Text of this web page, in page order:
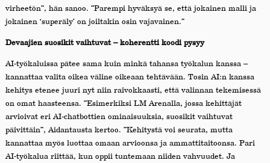
virheetön”, hän sanoo. ”Parempi hyväksyä se, että jokainen malli ja
jokainen ‘superäly’ on joiltakin osin vajavainen.”
Devaajien suosikit vaihtuvat – koherentti koodi pysyy
AI-työkaluissa pätee sama kuin minkä tahansa työkalun kanssa –
kannattaa valita oikea väline oikeaan tehtävään. Tosin AI:n kanssa
kehitys etenee juuri nyt niin raivokkaasti, että valinnan tekemisessä
on omat haasteensa. ”Esimerkiksi LM Arenalla, jossa kehittäjät
arvioivat eri AI-chatbottien ominaisuuksia, suosikit vaihtuvat
päivittäin”, Aidantausta kertoo. ”Kehitystä voi seurata, mutta
kannattaa myös luottaa omaan arvioonsa ja ammattitaitoonsa. Pari
AI-työkalua riittää, kun oppii tuntemaan niiden vahvuudet. Ja